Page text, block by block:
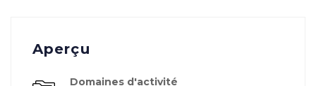
Aperçu
Domaines d'activité